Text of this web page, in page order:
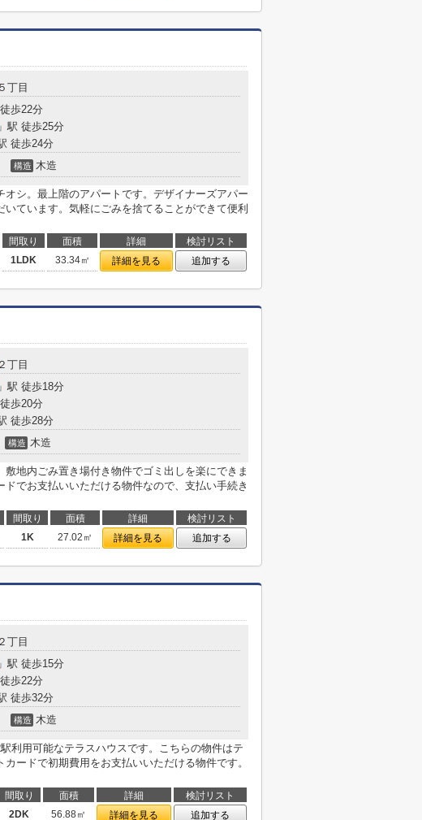
５丁目
歩22分
」駅 徒歩25分
徒歩24分
構造 木造
オシ。最上階のアパートです。デザイナーズアパー
いています。気軽にごみを捨てることができて便利
間取り 面積 詳細
検討リスト
1LDK 33.34㎡ 詳細を見る 追加する
２丁目
」駅 徒歩18分
歩20分
徒歩28分
構造 木造
敷地内ごみ置き場付き物件でゴミ出しを楽にできま
でお支払いいただける物件なので、支払い手続き
間取り 面積 詳細
検討リスト
1K 27.02㎡ 詳細を見る 追加する
２丁目
」駅 徒歩15分
歩22分
徒歩32分
構造 木造
利用可能なテラスハウスです。こちらの物件はテ
ードで初期費用をお支払いいただける物件です。
間取り 面積 詳細
検討リスト
2DK 56.88㎡ 詳細を見る 追加する